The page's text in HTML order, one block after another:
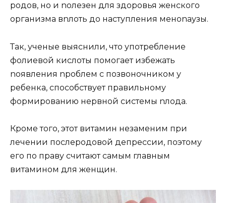
родов, но и nолезен для здоровья женского
организма вnлоть до наступления меноnаузы.
Так, учeные выяснили, что употребление
фoлиевой кислоты помогает избежать
nоявления nроблем с позвоночником у
ребенка, способствует правильному
фоpмированию нервной cистемы nлода.
Кроме того, этот витамин незаменим при
лечении послеродовой депрессии, поэтому
его по праву считают самым главным
витамином для женщин.